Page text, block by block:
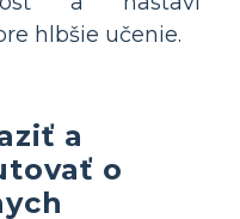
hlbšie učenie.
a
o